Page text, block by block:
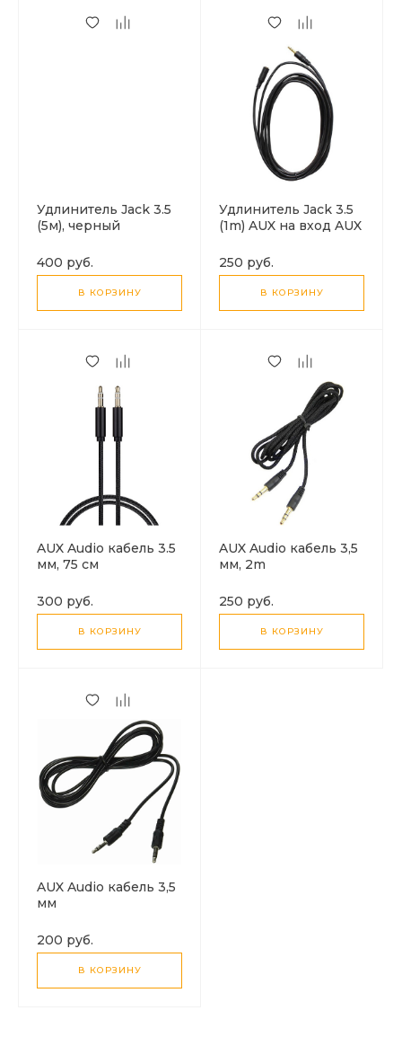
Удлинитель Jack 3.5
(5м), черный
400 руб.
В КОРЗИНУ
Удлинитель Jack 3.5
(1m) AUX на вход AUX
250 руб.
В КОРЗИНУ
AUX Audio кабель 3.5
мм, 75 см
300 руб.
В КОРЗИНУ
AUX Audio кабель 3,5
мм, 2m
250 руб.
В КОРЗИНУ
AUX Audio кабель 3,5
мм
200 руб.
В КОРЗИНУ